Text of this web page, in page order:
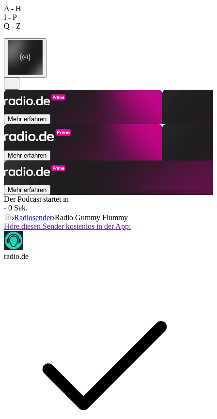
A - H
I - P
Q - Z
Mehr erfahren
Mehr erfahren
Mehr erfahren
Der Podcast startet in
- 0 Sek.
Radiosender Radio Gummy Flummy
Höre diesen Sender kostenlos in der App:
radio.de